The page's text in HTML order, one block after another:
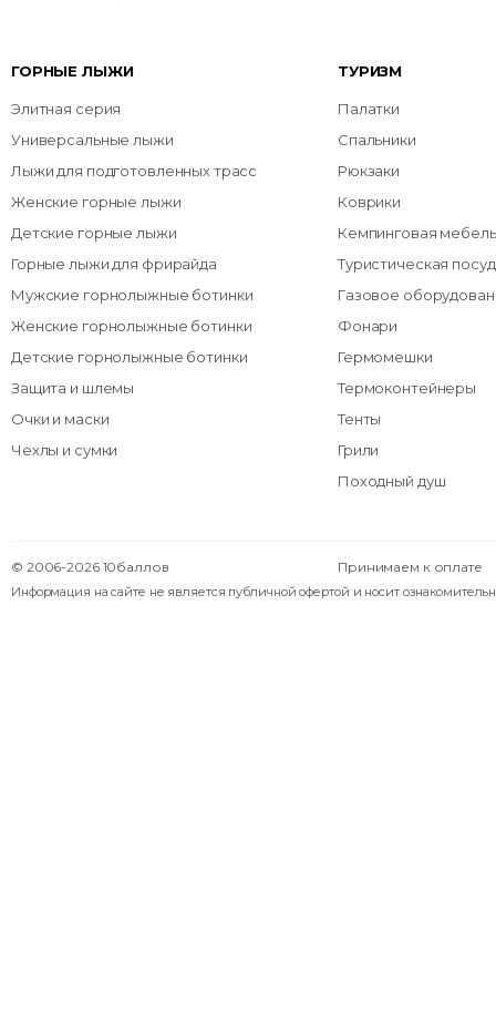
ГОРНЫЕ ЛЫЖИ
Элитная серия
Универсальные лыжи
Лыжи для подготовленных трасс
Женские горные лыжи
Детские горные лыжи
Горные лыжи для фрирайда
Мужские горнолыжные ботинки
Женские горнолыжные ботинки
Детские горнолыжные ботинки
Защита и шлемы
Очки и маски
Чехлы и сумки
ТУРИЗМ
Палатки
Спальники
Рюкзаки
Коврики
Кемпинговая мебель
Туристическая
Газовое
Фонари
Гермомешки
Термоконтейнеры
Тенты
Грили
Походный душ
© 2006-2026 10баллов Принимаем к оплате
Информация на сайте не является публичной офертой и носит